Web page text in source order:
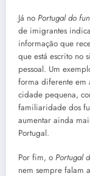
Já no Portugal do
de imigrantes
informação que
que está escrito no
pessoal. Um
forma diferente em
cidade pequena,
familiaridade dos
aumentar ainda
Portugal.
Por fim, o Portugal
nem sempre falam